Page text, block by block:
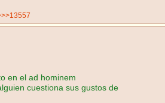
en el ad hominem
cuestiona sus gustos de